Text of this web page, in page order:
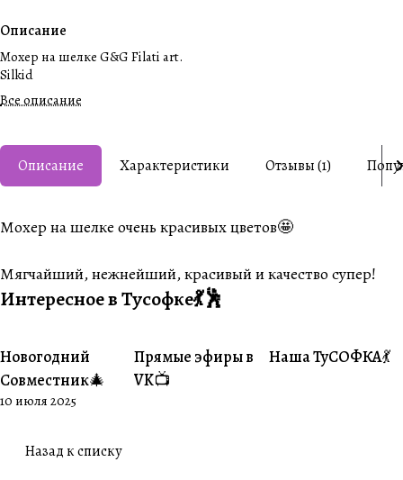
Описание
Мохер на шелке G&G Filati art.
Silkid
Все описание
Описание Характеристики Отзывы (1)
Мохер на шелке очень красивых цветов🤩
Мягчайший, нежнейший, красивый и качество супер!
Интересное в Тусофке💃🕺
#Совместники
Новогодний
Совместник🎄
10 июля 2025
#Житуха
Прямые эфиры в
VK📺
#Совместники
Наша ТуСОФКА💃
Назад к списку